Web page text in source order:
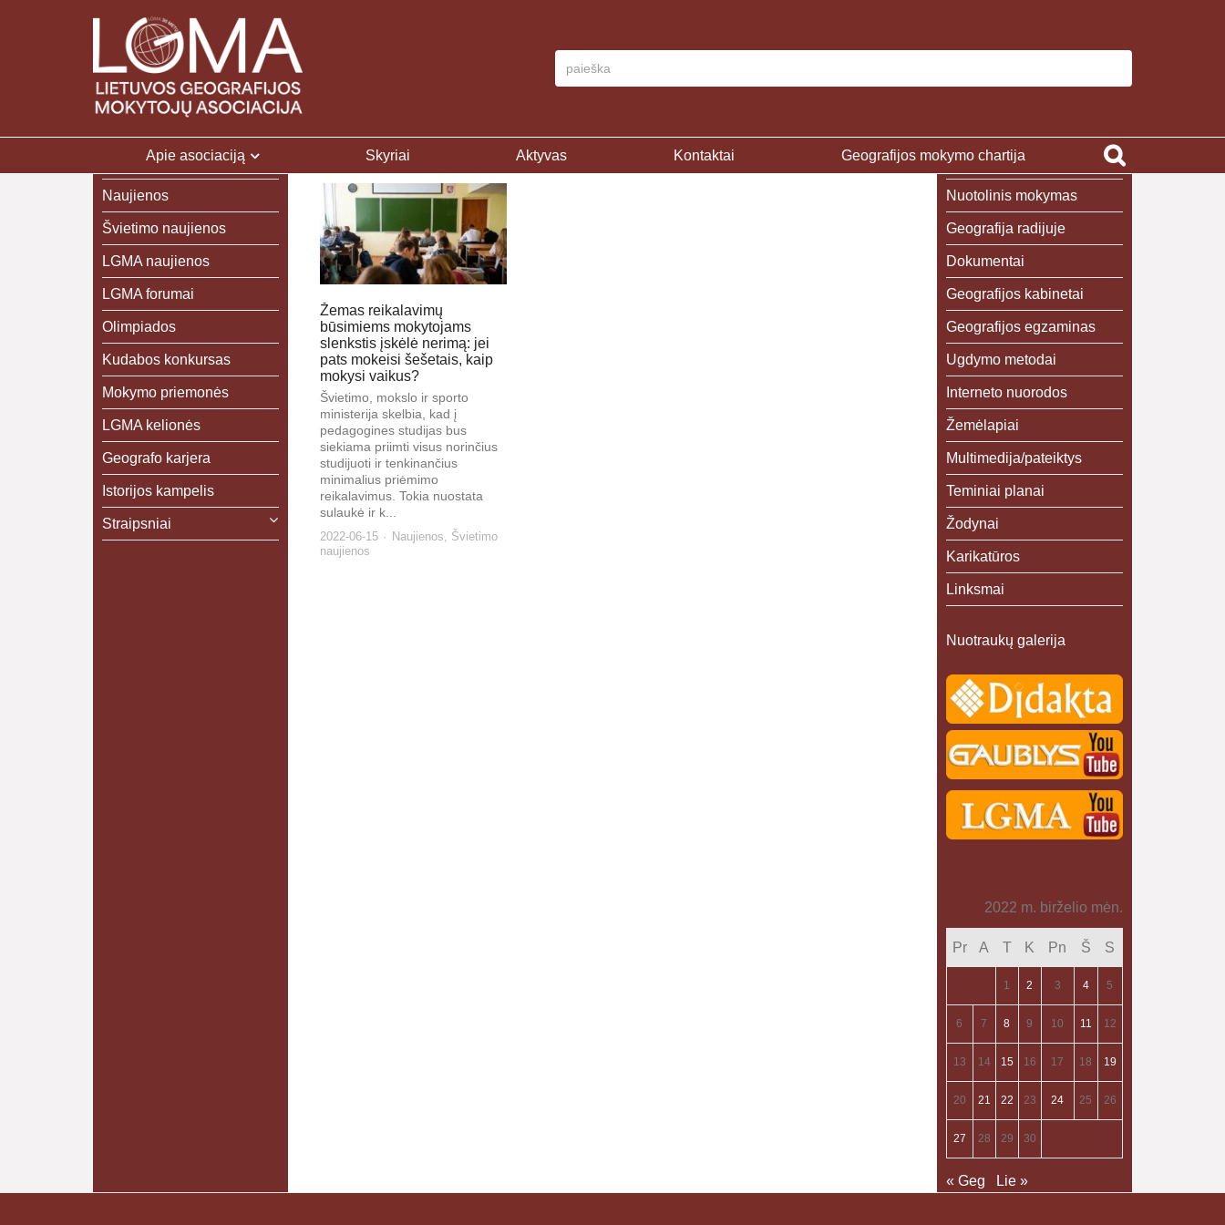
Apie asociaciją Skyriai Aktyvas Kontaktai Geografijos mokymo chartija
Žemas reikalavimų
būsimiems mokytojams
slenkstis įskėlė nerimą: jei
pats mokeisi šešetais, kaip
mokysi vaikus?
Švietimo, mokslo ir sporto
ministerija skelbia, kad į
pedagogines studijas bus
siekiama priimti visus norinčius
studijuoti ir tenkinančius
minimalius priėmimo
reikalavimus. Tokia nuostata
sulaukė ir k...
2022-06-15 Naujienos, Švietimo
naujienos
Naujienos
Švietimo naujienos
LGMA naujienos
LGMA forumai
Olimpiados
Kudabos konkursas
Mokymo priemonės
LGMA kelionės
Geografo karjera
Istorijos kampelis
Straipsniai
Nuotolinis mokymas
Geografija radijuje
Dokumentai
Geografijos kabinetai
Geografijos egzaminas
Ugdymo metodai
Interneto nuorodos
Žemėlapiai
Multimedija/pateiktys
Teminiai planai
Žodynai
Karikatūros
Linksmai
Nuotraukų galerija
2022 m. birželio mėn.
Pr A T K Pn Š S
1 2 3 4 5
6 7 8 9 10 11 12
13 14 15 16 17 18 19
20 21 22 23 24 25 26
27 28 29 30
« Geg Lie »